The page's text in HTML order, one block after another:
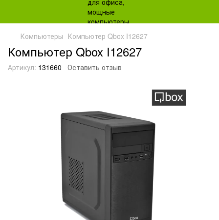
Компьютеры Компьютер Qbox I12627
Компьютер Qbox I12627
Артикул: 131660 Оставить отзыв